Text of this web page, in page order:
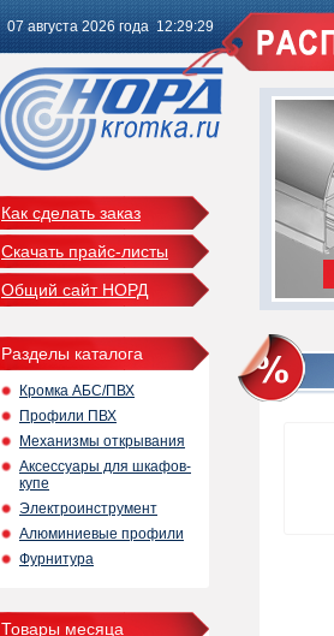
07 августа 2026 года 12:29:29
Как сделать заказ
Скачать прайс-листы
Общий сайт НОРД
Разделы каталога
Кромка АБС/ПВХ
Профили ПВХ
Механизмы открывания
Аксессуары для шкафов-
купе
Электроинструмент
Алюминиевые профили
Фурнитура
Товары месяца